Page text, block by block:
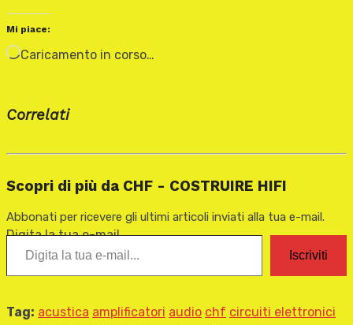
Mi piace:
Caricamento in corso…
Correlati
Scopri di più da CHF - COSTRUIRE HIFI
Abbonati per ricevere gli ultimi articoli inviati alla tua e-mail.
Digita la tua e-mail...
Iscriviti
Tag: acustica amplificatori audio chf circuiti elettronici